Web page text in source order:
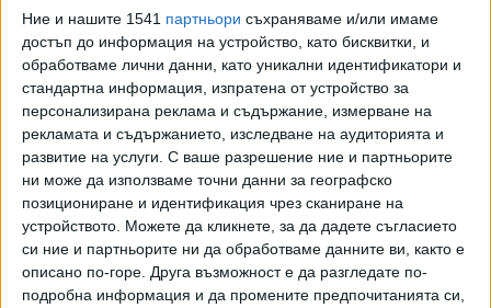
Ние и нашите 1541 партньори съхраняваме и/или имаме
достъп до информация на устройство, като бисквитки, и
обработваме лични данни, като уникални идентификатори и
стандартна информация, изпратена от устройство за
персонализирана реклама и съдържание, измерване на
рекламата и съдържанието, изследване на аудиторията и
развитие на услуги. С ваше разрешение ние и партньорите
ни може да използваме точни данни за географско
позициониране и идентификация чрез сканиране на
устройството. Можете да кликнете, за да дадете съгласието
си ние и партньорите ни да обработваме данните ви, както е
описано по-горе. Друга възможност е да разгледате по-
подробна информация и да промените предпочитанията си,
Хавайската Богородица заплака с фентанилови сълзи
Видео Разгледай всички